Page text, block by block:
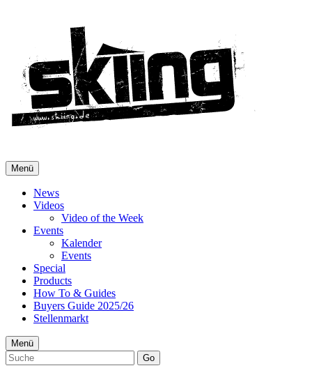
Menü
News
Videos
Video of the Week
Events
Kalender
Events
Special
Products
How To & Guides
Buyers Guide 2025/26
Stellenmarkt
Menü
Go